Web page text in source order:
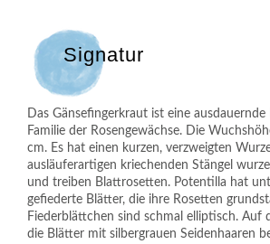
Signatur
Das Gänsefingerkraut ist eine ausdauernde
Familie der Rosengewächse. Die
cm. Es hat einen kurzen, verzweigten
ausläuferartigen kriechenden Stängel
und treiben Blattrosetten. Potentilla hat
gefiederte Blätter, die ihre Rosetten
Fiederblättchen sind schmal elliptisch. Auf
die Blätter mit silbergrauen Seidenhaaren